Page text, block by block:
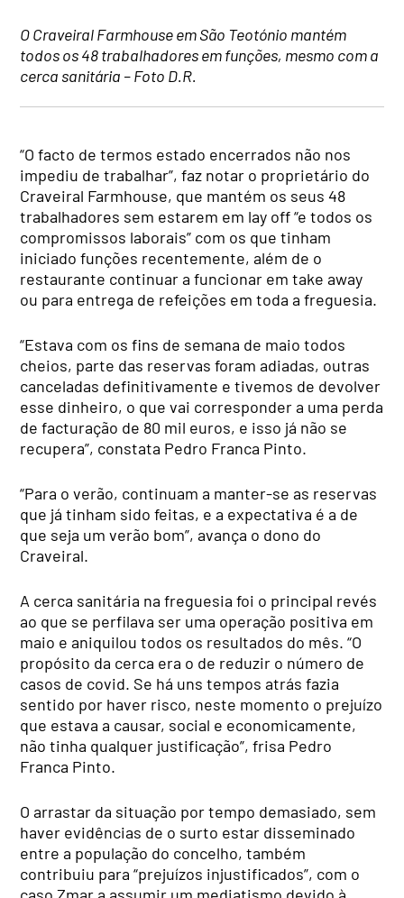
O Craveiral Farmhouse em São Teotónio mantém
todos os 48 trabalhadores em funções, mesmo com a
cerca sanitária – Foto D.R.
“O facto de termos estado encerrados não nos
impediu de trabalhar”, faz notar o proprietário do
Craveiral Farmhouse, que mantém os seus 48
trabalhadores sem estarem em lay off “e todos os
compromissos laborais” com os que tinham
iniciado funções recentemente, além de o
restaurante continuar a funcionar em take away
ou para entrega de refeições em toda a freguesia.
“Estava com os fins de semana de maio todos
cheios, parte das reservas foram adiadas, outras
canceladas definitivamente e tivemos de devolver
esse dinheiro, o que vai corresponder a uma perda
de facturação de 80 mil euros, e isso já não se
recupera”, constata Pedro Franca Pinto.
“Para o verão, continuam a manter-se as reservas
que já tinham sido feitas, e a expectativa é a de
que seja um verão bom”, avança o dono do
Craveiral.
A cerca sanitária na freguesia foi o principal revés
ao que se perfilava ser uma operação positiva em
maio e aniquilou todos os resultados do mês. “O
propósito da cerca era o de reduzir o número de
casos de covid. Se há uns tempos atrás fazia
sentido por haver risco, neste momento o prejuízo
que estava a causar, social e economicamente,
não tinha qualquer justificação”, frisa Pedro
Franca Pinto.
O arrastar da situação por tempo demasiado, sem
haver evidências de o surto estar disseminado
entre a população do concelho, também
contribuiu para “prejuízos injustificados”, com o